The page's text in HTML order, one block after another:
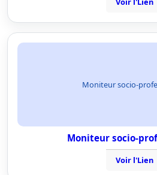
Moniteur socio-
Moniteur socio-
Voir l'Lien